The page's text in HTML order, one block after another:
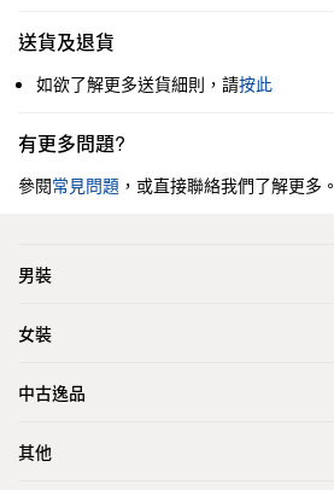
送貨及退貨
如欲了解更多送貨細則，請按此
有更多問題?
參閱常見問題 ，或直接聯絡我們了解更多。
男裝
女裝
中古逸品
其他